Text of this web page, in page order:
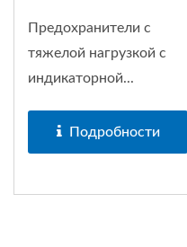
Предохранители с
тяжелой нагрузкой с
индикаторной...
Подробности